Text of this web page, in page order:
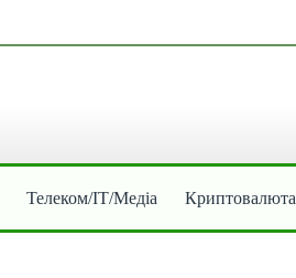
Телеком/ІТ/Медіа Криптовалюта